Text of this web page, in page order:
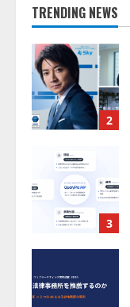
TRENDING NEWS